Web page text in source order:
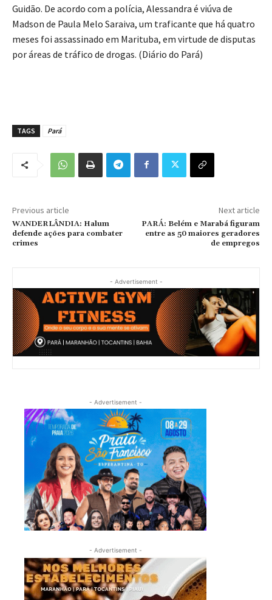
Guidão. De acordo com a polícia, Alessandra é viúva de
Madson de Paula Melo Saraiva, um traficante que há quatro
meses foi assassinado em Marituba, em virtude de disputas
por áreas de tráfico de drogas. (Diário do Pará)
TAGS Pará
Previous article
WANDERLÂNDIA: Halum
defende ações para combater
crimes
Next article
PARÁ: Belém e Marabá figuram
entre as 50 maiores geradores
de empregos
- Advertisement -
- Advertisement -
- Advertisement -